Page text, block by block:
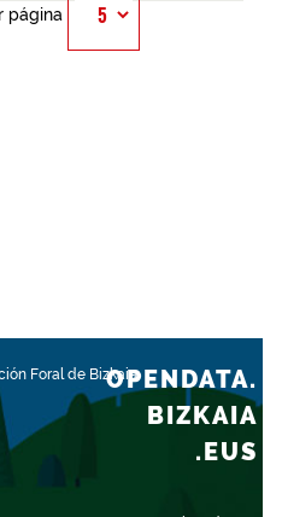
página
Foral de BizkaiaOPENDATA.
BIZKAIA
.EUS